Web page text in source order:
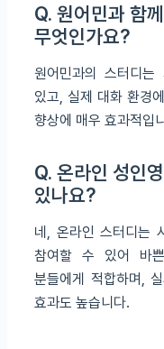
Q. 원어민과 함
무엇인가요?
원어민과의 스터디
있고, 실제 대화 환경
향상에 매우 효과적입
Q. 온라인 성인
있나요?
네, 온라인 스터디는
참여할 수 있어 바
분들에게 적합하며,
효과도 높습니다.